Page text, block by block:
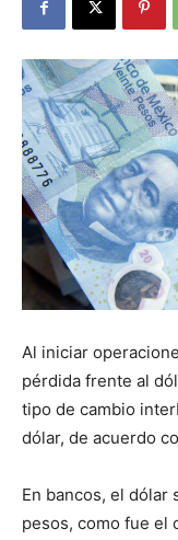
Al iniciar
pérdida frente al
tipo de cambio
dólar, de acuerdo
En bancos, el dólar
pesos, como fue el